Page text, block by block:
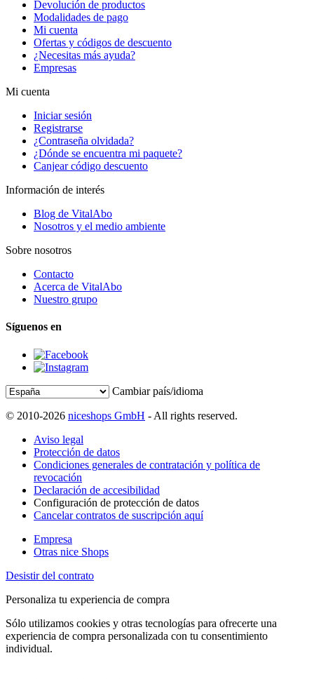
Devolución de productos
Modalidades de pago
Mi cuenta
Ofertas y códigos de descuento
¿Necesitas más ayuda?
Empresas
Mi cuenta
Iniciar sesión
Registrarse
¿Contraseña olvidada?
¿Dónde se encuentra mi paquete?
Canjear código descuento
Información de interés
Blog de VitalAbo
Nosotros y el medio ambiente
Sobre nosotros
Contacto
Acerca de VitalAbo
Nuestro grupo
Síguenos en
Cambiar país/idioma
© 2010-2026 niceshops GmbH - All rights reserved.
Aviso legal
Protección de datos
Condiciones generales de contratación y política de
revocación
Declaración de accesibilidad
Configuración de protección de datos
Cancelar contratos de suscripción aquí
Empresa
Otras nice Shops
Desistir del contrato
Personaliza tu experiencia de compra
Sólo utilizamos cookies y otras tecnologías para ofrecerte una
experiencia de compra personalizada con tu consentimiento
individual.